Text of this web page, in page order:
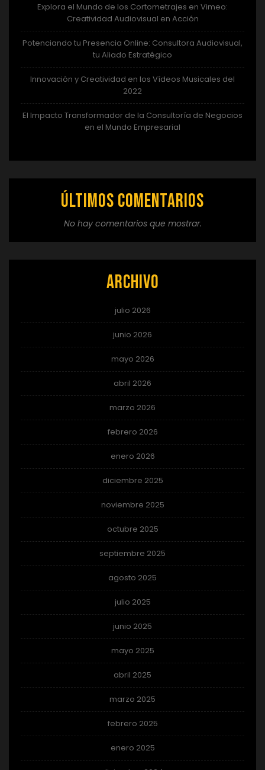
Explora el Mundo de los Cortometrajes en Vimeo:
Creatividad Audiovisual en Acción
Potenciando tu Presencia Online: Consultora Audiovisual,
tu Aliado Estratégico
Innovación y Creatividad en los Vídeos Musicales del
2022
El Impacto Transformador de la Consultoría de Negocios
en el Mundo Empresarial
Últimos comentarios
No hay comentarios que mostrar.
Archivo
julio 2026
junio 2026
mayo 2026
abril 2026
marzo 2026
febrero 2026
enero 2026
diciembre 2025
noviembre 2025
octubre 2025
septiembre 2025
agosto 2025
julio 2025
junio 2025
mayo 2025
abril 2025
marzo 2025
febrero 2025
enero 2025